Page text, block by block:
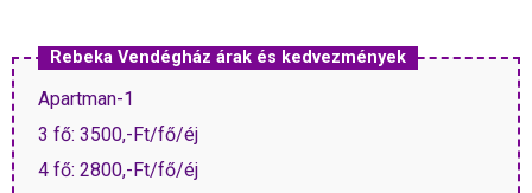
Rebeka Vendégház árak és kedvezmények
Apartman-1
3 fő: 3500,-Ft/fő/éj
4 fő: 2800,-Ft/fő/éj